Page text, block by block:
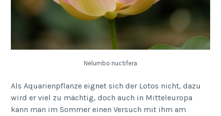
Nelumbo nuctifera
Als Aquarienpflanze eignet sich der Lotos nicht, dazu
wird er viel zu mächtig, doch auch in Mitteleuropa
kann man im Sommer einen Versuch mit ihm am